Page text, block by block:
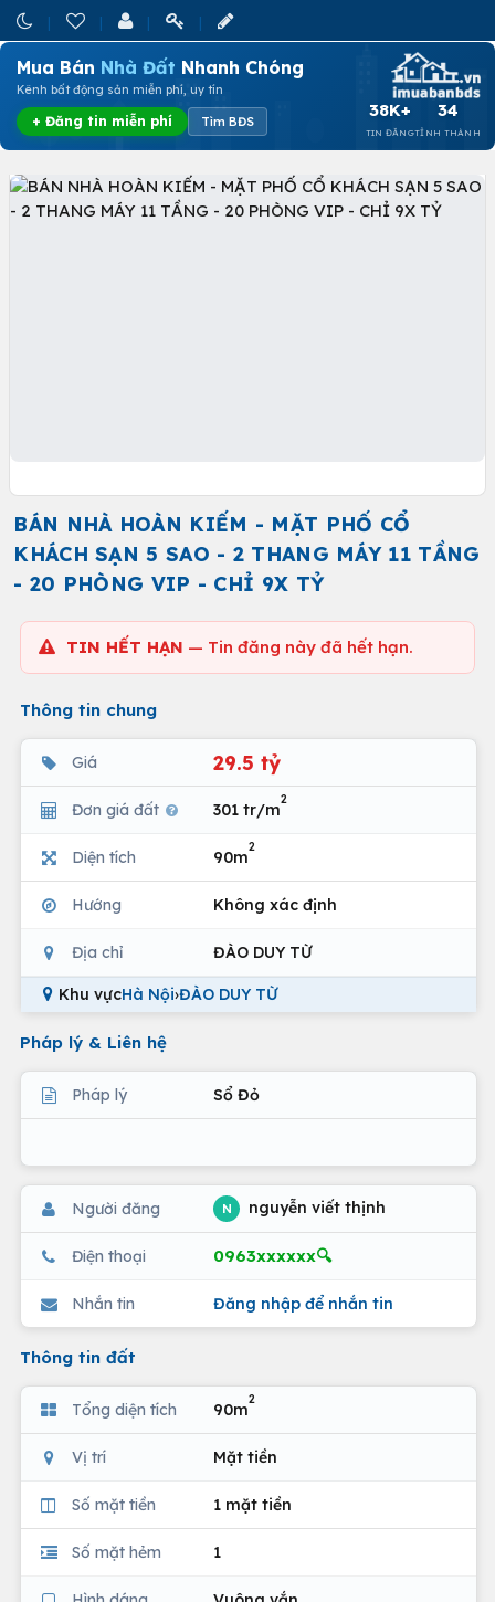
Mua Bán Nhà Đất Nhanh Chóng
Kênh bất động sản miễn phí, uy tín
+ Đăng tin miễn phí Tìm BĐS
38K+
TIN ĐĂNG
34
TỈNH THÀNH
BÁN NHÀ HOÀN KIẾM - MẶT PHỐ CỔ
KHÁCH SẠN 5 SAO - 2 THANG MÁY 11 TẦNG
- 20 PHÒNG VIP - CHỈ 9X TỶ
TIN HẾT HẠN — Tin đăng này đã hết hạn.
Thông tin chung
Giá 29.5 tỷ
Đơn giá đất 301 tr/m
2
Diện tích 90m
2
Hướng Không xác định
Địa chỉ ĐÀO DUY TỪ
Khu vựcHà Nội›ĐÀO DUY TỪ
Pháp lý & Liên hệ
Pháp lý Sổ Đỏ
Người đăng N nguyễn viết thịnh
Điện thoại 0963xxxxxx🔍
Nhắn tin Đăng nhập để nhắn tin
Thông tin đất
Tổng diện tích 90m
2
Vị trí Mặt tiền
Số mặt tiền 1 mặt tiền
Số mặt hẻm 1